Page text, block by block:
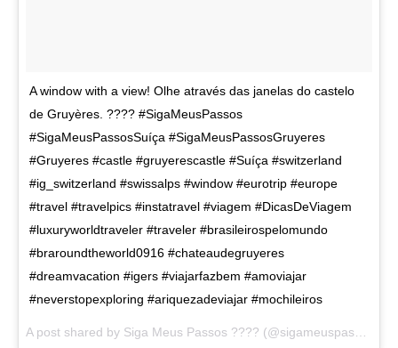
A window with a view! Olhe através das janelas do castelo
de Gruyères. ???? #SigaMeusPassos
#SigaMeusPassosSuíça #SigaMeusPassosGruyeres
#Gruyeres #castle #gruyerescastle #Suíça #switzerland
#ig_switzerland #swissalps #window #eurotrip #europe
#travel #travelpics #instatravel #viagem #DicasDeViagem
#luxuryworldtraveler #traveler #brasileirospelomundo
#braroundtheworld0916 #chateaudegruyeres
#dreamvacation #igers #viajarfazbem #amoviajar
#neverstopexploring #ariquezadeviajar #mochileiros